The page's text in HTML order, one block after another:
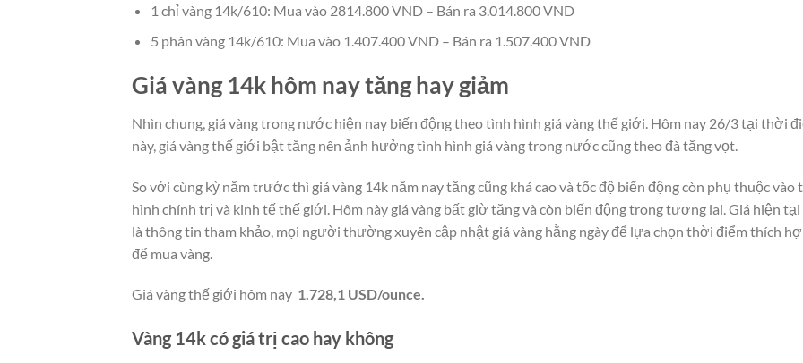
1 chỉ vàng 14k/610: Mua vào 2814.800 VND – Bán ra 3.014.800 VND
5 phân vàng 14k/610: Mua vào 1.407.400 VND – Bán ra 1.507.400 VND
Giá vàng 14k hôm nay tăng hay giảm
Nhìn chung, giá vàng trong nước hiện nay biến động theo tình hình giá vàng thế giới. Hôm nay 26/3 tại thời
này, giá vàng thế giới bật tăng nên ảnh hưởng tình hình giá vàng trong nước cũng theo đà tăng vọt.
So với cùng kỳ năm trước thì giá vàng 14k năm nay tăng cũng khá cao và tốc độ biến động còn phụ thuộc vào
hình chính trị và kinh tế thế giới. Hôm này giá vàng bất giờ tăng và còn biến động trong tương lai. Giá hiện tại
là thông tin tham khảo, mọi người thường xuyên cập nhật giá vàng hằng ngày để lựa chọn thời điểm thích
để mua vàng.
Giá vàng thế giới hôm nay 1.728,1 USD/ounce.
Vàng 14k có giá trị cao hay không